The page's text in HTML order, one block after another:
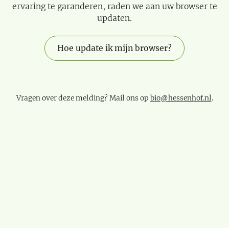
ervaring te garanderen, raden we aan uw browser te
updaten.
Hoe update ik mijn browser?
Vragen over deze melding? Mail ons op bio@hessenhof.nl.